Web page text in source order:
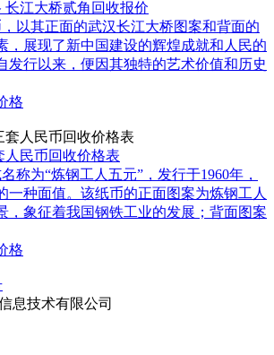
长江大桥贰角回收报价
以其正面的武汉长江大桥图案和背面的
，展现了新中国建设的辉煌成就和人民的
发行以来，便因其独特的艺术价值和历史
格
人民币回收价格表
称为“炼钢工人五元”，发行于1960年，
一种面值。该纸币的正面图案为炼钢工人
，象征着我国钢铁工业的发展；背面图案
格
息技术有限公司